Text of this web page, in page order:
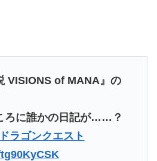
VISIONS of MANA』の
ろに誰かの日記が……？
ラゴンクエスト